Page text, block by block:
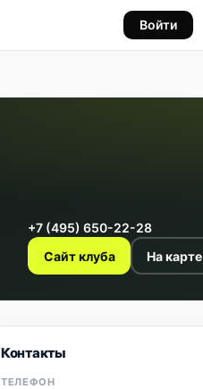
Войти
+7 (495) 650-22-28
Сайт клуба
На карте
Контакты
ТЕЛЕФОН